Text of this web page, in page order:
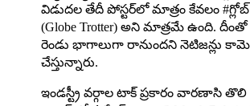
విడుదల తేదీ పోస్టర్‌లో మాత్రం కేవలం #గ్లోబ్
(Globe Trotter) అని మాత్రమే ఉంది.
రెండు భాగాలుగా రానుందని నెటిజన్లు
చేస్తున్నారు.
ఇండస్ట్రీ వర్గాల టాక్ ప్రకారం వారణాసి తొలి